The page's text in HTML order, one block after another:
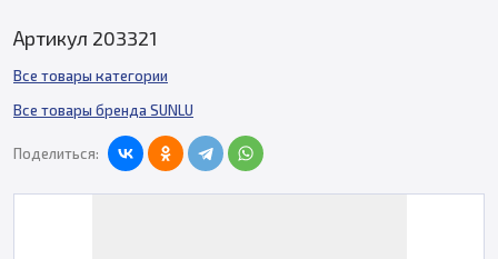
Артикул 203321
Все товары категории
Все товары бренда SUNLU
Поделиться: